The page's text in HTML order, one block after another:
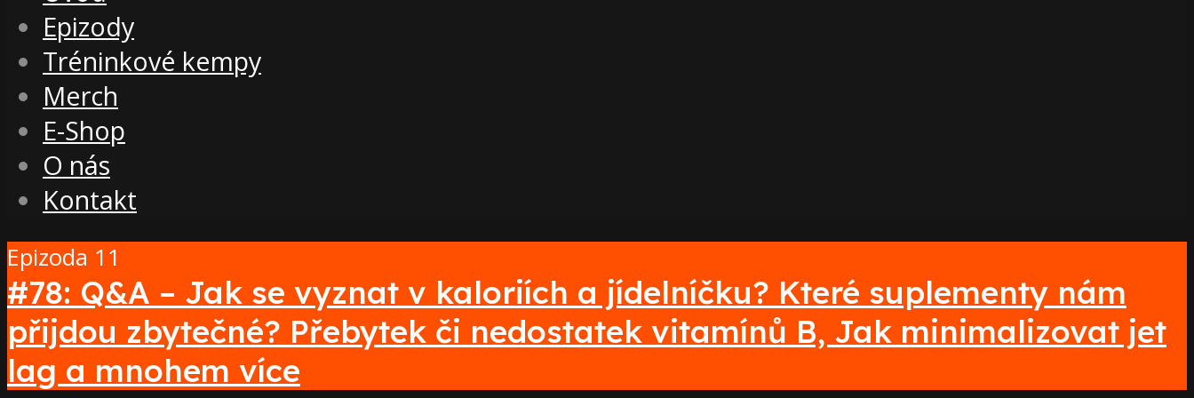
Epizody
Tréninkové kempy
Merch
E-Shop
O nás
Kontakt
Epizoda 11
#78: Q&A – Jak se vyznat v kaloriích a jídelníčku? Které suplementy nám
přijdou zbytečné? Přebytek či nedostatek vitamínů B, Jak minimalizovat jet
lag a mnohem více